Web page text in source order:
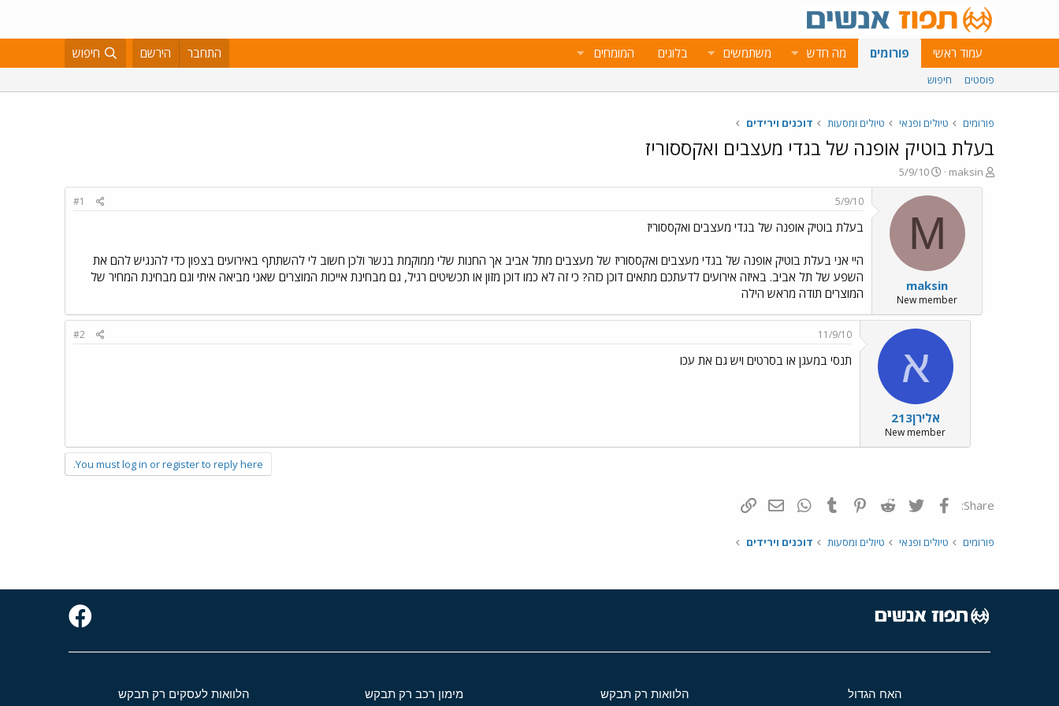
עמוד ראשי פורומים מה חדש משתמשים בלוגים המומחים התחבר הירשם חיפוש
פוסטים חיפוש
פורומים טיולים ופנאי טיולים ומסעות דוכנים וירידים
בעלת בוטיק אופנה של בגדי מעצבים ואקססוריז
פ
ו
maksin
פ
ו
ר
ב
א
ר
י
ך
5/9/10
M
maksin
New member
5/9/10
#1
בעלת בוטיק אופנה של בגדי מעצבים ואקססוריז
היי אני בעלת בוטיק אופנה של בגדי מעצבים ואקססוריז של מעצבים מתל אביב אך החנות שלי ממוקמת בנשר ולכן חשוב לי להשתתף באירועים בצפון כדי להנגיש להם את
השפע של תל אביב. באיזה אירועים לדעתכם מתאים דוכן כזה? כי זה לא כמו דוכן מזון או תכשיטים רגיל, גם מבחינת אייכות המוצרים שאני מביאה איתי וגם מבחינת המחיר של
המוצרים תודה מראש הילה
א
אלירן213
New member
11/9/10
#2
תנסי במעגן או בסרטים ויש גם את עכו
You must log in or register to reply here.
Share: פייסבוק Twitter
Reddit
Pinterest
Tumblr
WhatsAppדואר אלקטרוני
פורומים טיולים ופנאי טיולים ומסעות דוכנים וירידים
האח הגדול הלוואות רק תבקש מימון רכב רק תבקש הלוואות לעסקים רק תבקש